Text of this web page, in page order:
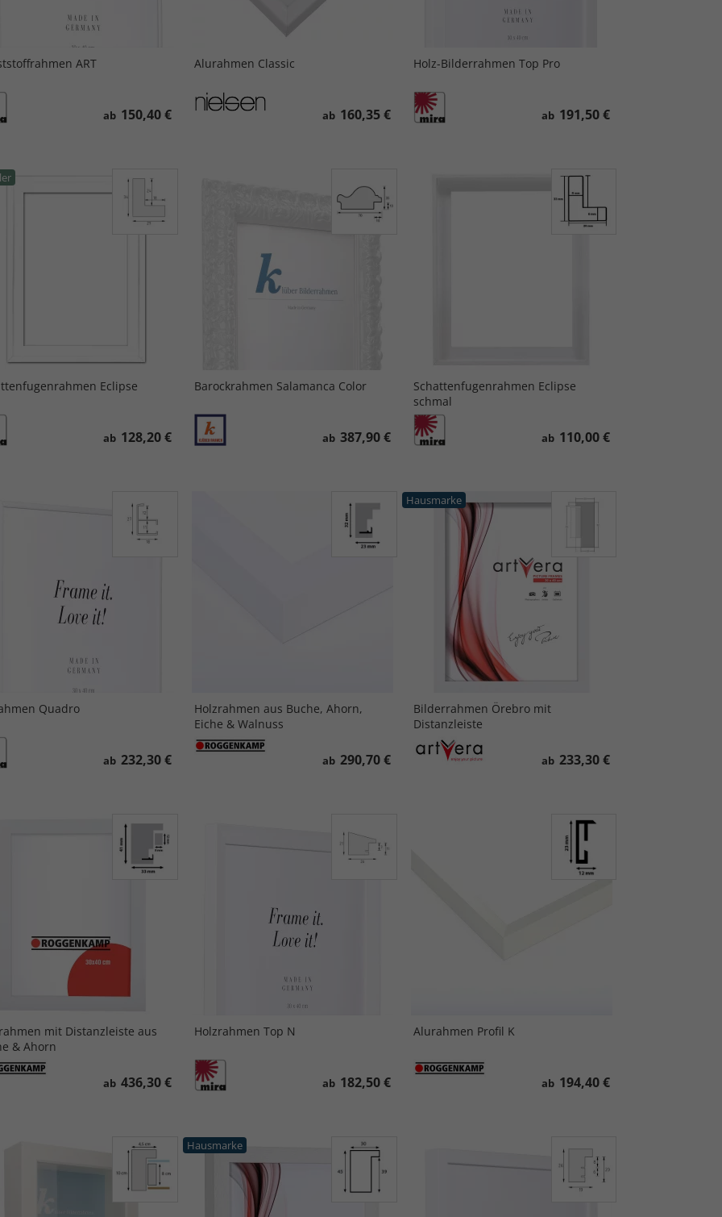
ART
ab 150,40 €
Alurahmen Classic
ab 160,35 €
Holz-Bilderrahmen Top Pro
ab 191,50 €
Eclipse
ab 128,20 €
Barockrahmen Salamanca Color
ab 387,90 €
Schattenfugenrahmen Eclipse
schmal
ab 110,00 €
Quadro
ab 232,30 €
Holzrahmen aus Buche, Ahorn,
Eiche & Walnuss
ab 290,70 €
Hausmarke
Bilderrahmen Örebro mit
Distanzleiste
ab 233,30 €
mit Distanzleiste aus
& Ahorn
ab 436,30 €
Holzrahmen Top N
ab 182,50 €
Alurahmen Profil K
ab 194,40 €
Hausmarke